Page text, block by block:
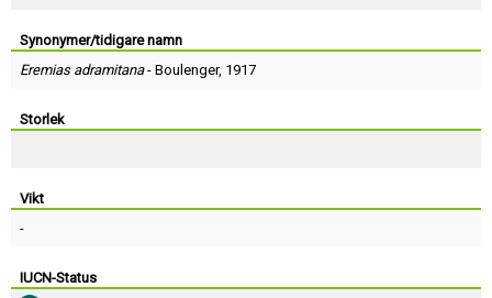
Synonymer/tidigare namn
Eremias adramitana- Boulenger, 1917
Storlek
Vikt
-
IUCN-Status